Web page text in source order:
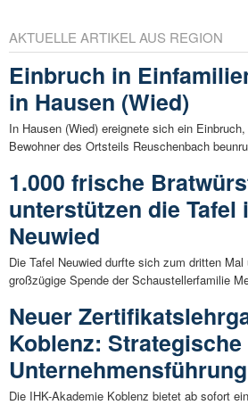
AKTUELLE ARTIKEL AUS REGION
Einbruch in
in Hausen (Wied)
In Hausen (Wied) ereignete sich ein
Bewohner des Ortsteils Reuschenbach
1.000 frische
unterstützen die Tafel
Neuwied
Die Tafel Neuwied durfte sich zum dritten Mal
großzügige Spende der Schaustellerfamilie
Neuer
Koblenz: Strategische
Unternehmensführung
Die IHK-Akademie Koblenz bietet ab sofort